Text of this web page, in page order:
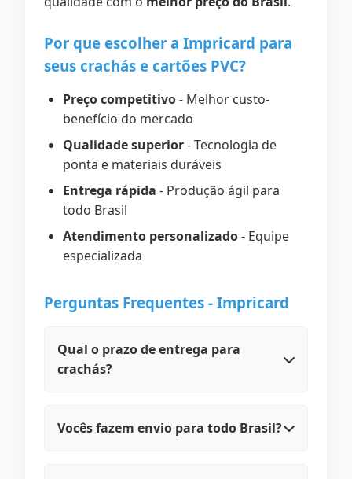
Por que escolher a Impricard para
seus crachás e cartões PVC?
Preço competitivo- Melhor custo-
benefício do mercado
Qualidade superior- Tecnologia de
ponta e materiais duráveis
Entrega rápida - Produção ágil para
todo Brasil
Atendimento personalizado- Equipe
especializada
Perguntas Frequentes - Impricard
Qual o prazo de entrega para
crachás?
para região Sudeste.
Vocês fazem envio para todo Brasil?